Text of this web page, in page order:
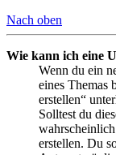
Nach oben
Wie kann ich eine
Wenn du ein
eines Themas
erstellen“
Solltest du
erstellen. Du